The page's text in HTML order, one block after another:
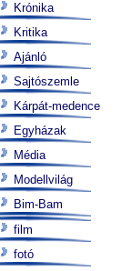
Krónika
Kritika
Ajánló
Sajtószemle
Kárpát-medence
Egyházak
Média
Modellvilág
Bim-Bam
film
fotó